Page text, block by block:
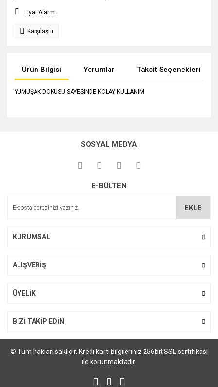
Fiyat Alarmı
Karşılaştır
Ürün Bilgisi Yorumlar Taksit Seçenekleri
YUMUŞAK DOKUSU SAYESINDE KOLAY KULLANIM
kullanarak tarafımıza iletebilirsiniz.
Görüş ve önerileriniz için teşekkür ederiz.
Ürün açıklamasında eksik bilgiler bulunuyor.
SOSYAL MEDYA
E-BÜLTEN
EKLE
KURUMSAL
ALIŞVERİŞ
ÜYELİK
BİZİ TAKİP EDİN
© Tüm hakları saklıdır. Kredi kartı bilgileriniz 256bit SSL sertifikası
ile korunmaktadır.